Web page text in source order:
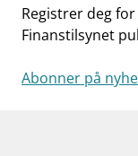
Registrer deg
Finanstilsynet
Abonner på